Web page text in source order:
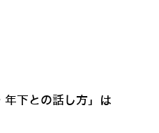
年下との話し方」は